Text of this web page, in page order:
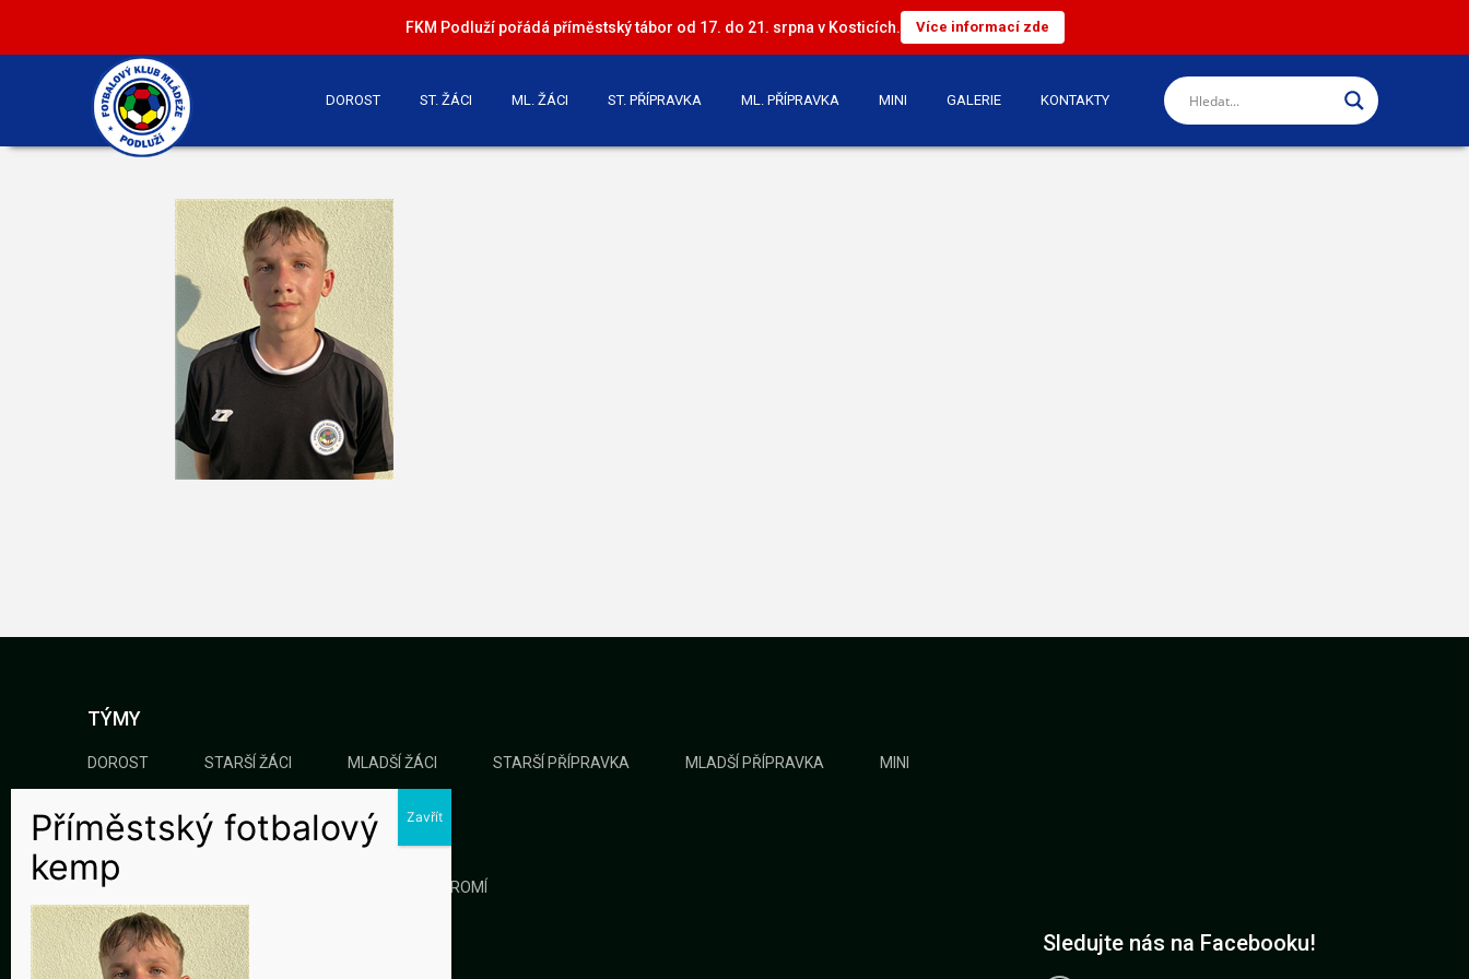
FKM Podluží pořádá příměstský tábor od 17. do 21. srpna v Kosticích. Více informací zde
DOROST ST. ŽÁCI ML. ŽÁCI ST. PŘÍPRAVKA ML. PŘÍPRAVKA MINI GALERIE KONTAKTY
TÝMY
DOROST STARŠÍ ŽÁCI MLADŠÍ ŽÁCI STARŠÍ PŘÍPRAVKA MLADŠÍ PŘÍPRAVKA MINI
KLUB
GALERIE OCHRANA SOUKROMÍ
Sledujte nás na Facebooku!